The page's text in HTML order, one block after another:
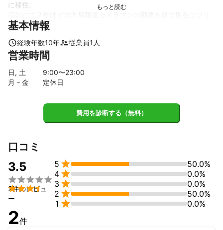
に移住。
ーランスとして活動しています。
動画撮影・編集を主に行っております。
農業ICTと書いたのは、実は私は農家でもあるんです！
映像技術としてドローンによる
画像解析や４KやフルHD映像による圃場監視の技術提供なども行
ドローンに関しては農薬散布を行う観点から、公的機関よりドロ
ーンの操縦資格を取得しており
みなさまのお役に立てるよう頑張らせていただきます！よろしく
お願いします！
これまでの実績
●撮影●
在京キー局バラエティ番組スタジオカメラマン
地方局報道カメラマン
ブライダル撮影（映像・写真）
ドローンによる空撮業務
基本情報
経験年数10年 従業員1 人
営業時間
日, 土 9:00〜23:00
月 - 金
定休日
費用を診断する（無料）
口コミ
3.5


2件のレビュ
ー
5 
50.0%
4 
0.0%
3 
0.0%
2 
50.0%
1  0.0%
2件